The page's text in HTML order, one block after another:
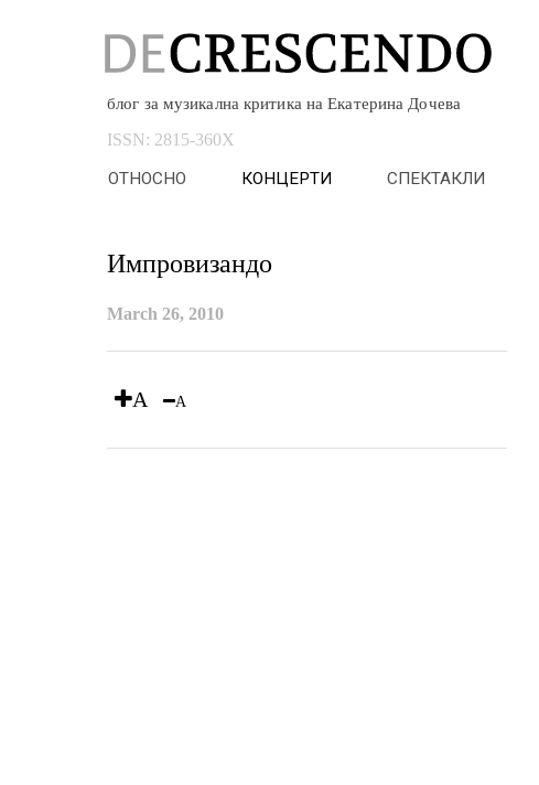
блог за музикална критика на Екатерина Дочева
ISSN: 2815-360X
ОТНОСНО КОНЦЕРТИ СПЕКТАКЛИ
Импровизандо
March 26, 2010
A A